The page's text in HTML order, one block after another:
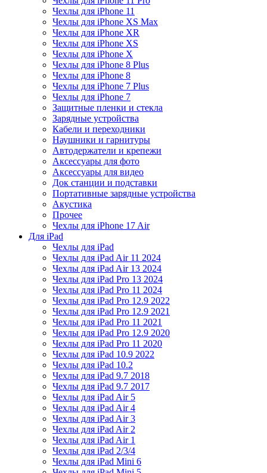
Чехлы для iPhone 11
Чехлы для iPhone XS Max
Чехлы для iPhone XR
Чехлы для iPhone XS
Чехлы для iPhone X
Чехлы для iPhone 8 Plus
Чехлы для iPhone 8
Чехлы для iPhone 7 Plus
Чехлы для iPhone 7
Защитные пленки и стекла
Зарядные устройства
Кабели и переходники
Наушники и гарнитуры
Автодержатели и крепежи
Аксессуары для фото
Аксессуары для видео
Док станции и подставки
Портативные зарядные устройства
Акустика
Прочее
Чехлы для iPhone 17 Air
Для iPad
Чехлы для iPad
Чехлы для iPad Air 11 2024
Чехлы для iPad Air 13 2024
Чехлы для iPad Pro 13 2024
Чехлы для iPad Pro 11 2024
Чехлы для iPad Pro 12.9 2022
Чехлы для iPad Pro 12.9 2021
Чехлы для iPad Pro 11 2021
Чехлы для iPad Pro 12.9 2020
Чехлы для iPad Pro 11 2020
Чехлы для iPad 10.9 2022
Чехлы для iPad 10.2
Чехлы для iPad 9.7 2018
Чехлы для iPad 9.7 2017
Чехлы для iPad Air 5
Чехлы для iPad Air 4
Чехлы для iPad Air 3
Чехлы для iPad Air 2
Чехлы для iPad Air 1
Чехлы для iPad 2/3/4
Чехлы для iPad Mini 6